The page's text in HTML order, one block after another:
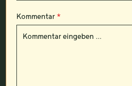
Kommentar *